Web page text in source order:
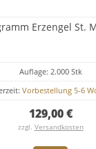
Erzengel St.
Auflage: 2.000 Stk
Vorbestellung 5-6
129,00 €
zzgl. Versandkosten